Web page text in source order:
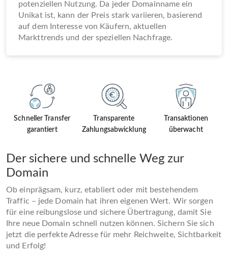
Schneller Transfer
garantiert
Transparente
Zahlungsabwicklung
Transaktionen
überwacht
Der sichere und schnelle Weg zur
Domain
Ob einprägsam, kurz, etabliert oder mit bestehendem
Traffic – jede Domain hat ihren eigenen Wert. Wir sorgen
für eine reibungslose und sichere Übertragung, damit Sie
Ihre neue Domain schnell nutzen können. Sichern Sie sich
jetzt die perfekte Adresse für mehr Reichweite, Sichtbarkeit
und Erfolg!
potenziellen Nutzung. Da jeder Domainname ein
Unikat ist, kann der Preis stark variieren, basierend
auf dem Interesse von Käufern, aktuellen
Markttrends und der speziellen Nachfrage.